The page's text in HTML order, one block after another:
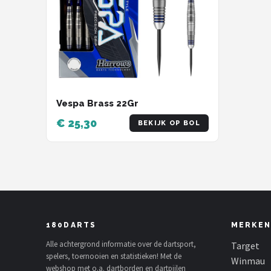
Vespa Brass 22Gr
€ 25,30 BEKIJK OP BOL
180DARTS
Alle achtergrond informatie over de dartsport,
spelers, toernooien en statistieken! Met de
webshop met o.a. dartborden en dartpijlen
MERKEN
Target
Winmau